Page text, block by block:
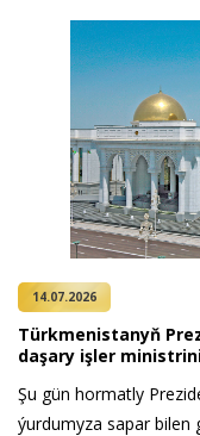
14.07.2026
Türkmenistanyň
daşary işler
Şu gün hormatly
ýurdumyza sapar bilen